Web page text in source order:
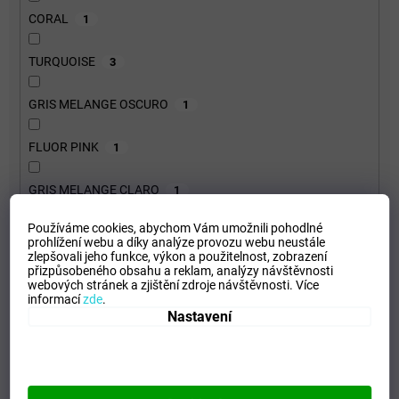
Používáme cookies, abychom Vám umožnili pohodlné
prohlížení webu a díky analýze provozu webu neustále
zlepšovali jeho funkce, výkon a použitelnost,zobrazení
přizpůsobeného obsahu a reklam, analýzy návštěvnosti
webových stránek a zjištění zdroje návštěvnosti.Více
informacízde.
Nastavení
CORAL 1
TURQUOISE 3
GRIS MELANGE OSCURO 1
FLUOR PINK 1
GRIS MELANGE CLARO 1
WHITE-ROYAL 5
GARNET 1